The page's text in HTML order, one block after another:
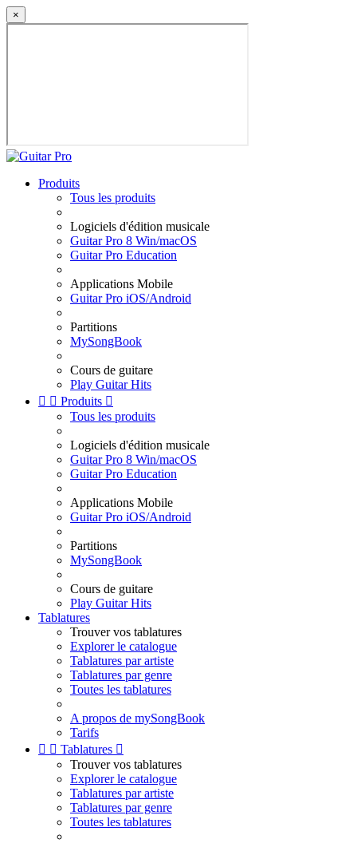
×
Produits
Tous les produits
Logiciels d'édition musicale
Guitar Pro 8 Win/macOS
Guitar Pro Education
Applications Mobile
Guitar Pro iOS/Android
Partitions
MySongBook
Cours de guitare
Play Guitar Hits
  Produits 
Tous les produits
Logiciels d'édition musicale
Guitar Pro 8 Win/macOS
Guitar Pro Education
Applications Mobile
Guitar Pro iOS/Android
Partitions
MySongBook
Cours de guitare
Play Guitar Hits
Tablatures
Trouver vos tablatures
Explorer le catalogue
Tablatures par artiste
Tablatures par genre
Toutes les tablatures
A propos de mySongBook
Tarifs
  Tablatures 
Trouver vos tablatures
Explorer le catalogue
Tablatures par artiste
Tablatures par genre
Toutes les tablatures